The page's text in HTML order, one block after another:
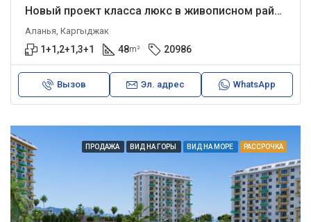
Новый проект класса люкс в живописном районе Каргыджак.
Аланья, Каргыджак
1+1,2+1,3+1 48m² 20986
Вызов Эл. адрес WhatsApp
ПРОДАЖА ВИД НА ГОРЫ ВИД НА МОРЕ РАССРОЧКА